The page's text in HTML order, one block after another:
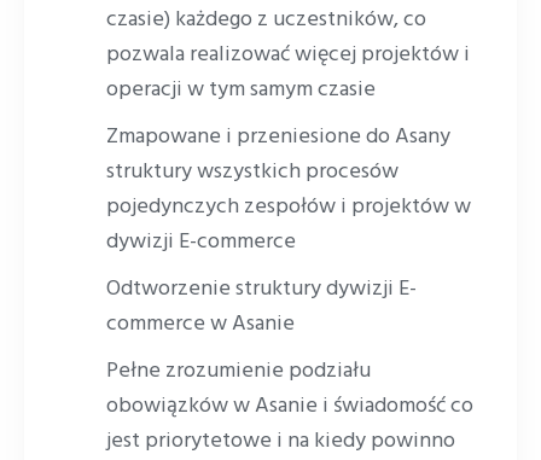
czasie) każdego z uczestników, co
pozwala realizować więcej projektów i
operacji w tym samym czasie
Zmapowane i przeniesione do Asany
struktury wszystkich procesów
pojedynczych zespołów i projektów w
dywizji E-commerce
Odtworzenie struktury dywizji E-
commerce w Asanie
Pełne zrozumienie podziału
obowiązków w Asanie i świadomość co
jest priorytetowe i na kiedy powinno